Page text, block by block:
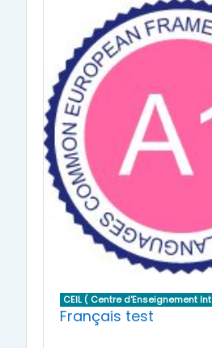
CEIL ( Centre d'Enseignement
Français test